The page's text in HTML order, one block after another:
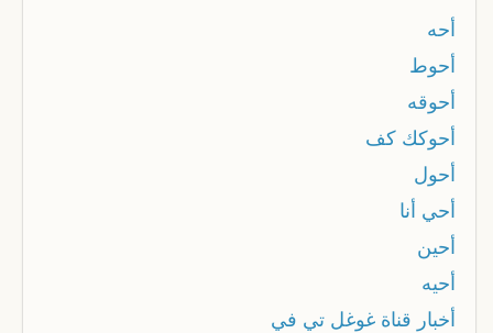
أحه
أحوط
أحوقه
أحوكك كف
أحول
أحي أنا
أحين
أحيه
أخبار قناة غوغل تي في